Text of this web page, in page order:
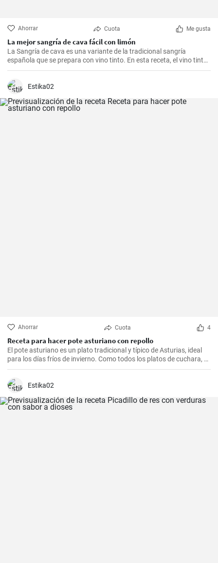
Ahorrar Cuota Me gusta
La mejor sangría de cava fácil con limón
La Sangría de cava es una variante de la tradicional sangría
española que se prepara con vino tinto. En esta receta, el vino tinto
se sustituye por el cava, un espumoso de la región de Cataluña.
Esta refrescante bebida es ideal para celebraciones y eventos
especiales.Estika02
Ahorrar Cuota 4
Receta para hacer pote asturiano con repollo
El pote asturiano es un plato tradicional y típico de Asturias, ideal
para los días fríos de invierno. Como todos los platos de cuchara, es
más sabroso si se elabora un día antes.
Estika02